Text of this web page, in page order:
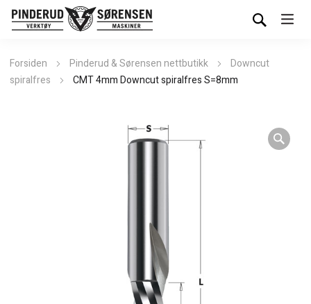
Forsiden Pinderud & Sørensen nettbutikk
Downcut
spiralfres
CMT 4mm Downcut spiralfres S=8mm